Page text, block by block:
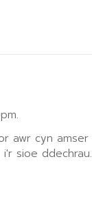
awr cyn amser
sioe ddechrau.